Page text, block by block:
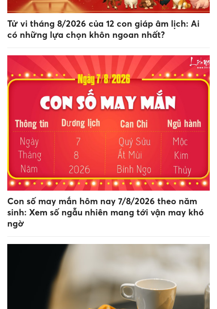
Tử vi tháng 8/2026 của 12 con giáp âm lịch: Ai
có những lựa chọn khôn ngoan nhất?
Con số may mắn hôm nay 7/8/2026 theo năm
sinh: Xem số ngẫu nhiên mang tới vận may khó
ngờ